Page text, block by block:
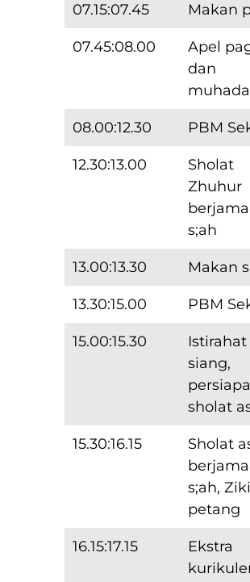
07.15:07.45 Makan
07.45:08.00
Apel
dan
08.00:12.30 PBM
12.30:13.00
Sholat
Zhuhur
s;ah
13.00:13.30 Makan
13.30:15.00 PBM
15.00:15.30
Istirahat
siang,
sholat
15.30:16.15
Sholat
s;ah,
petang
16.15:17.15
Ekstra